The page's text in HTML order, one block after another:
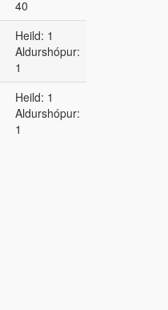
40
Heild: 1
Aldurshópur:
1
Heild: 1
Aldurshópur:
1